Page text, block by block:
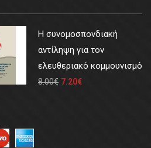
Η συνομοσπονδιακή
αντίληψη για τον
ελευθεριακό κομμουνισμό
8.00€ 7.20€